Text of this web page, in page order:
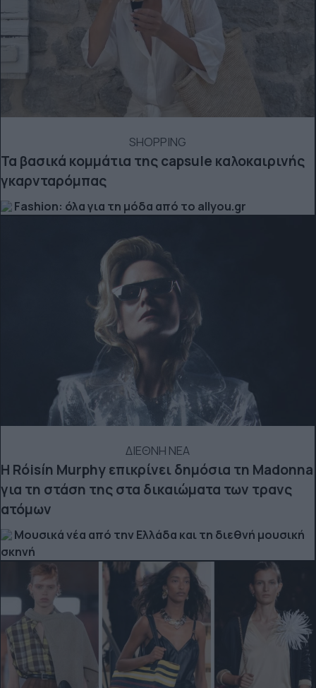
SHOPPING
Τα βασικά κομμάτια της capsule καλοκαιρινής
γκαρνταρόμπας
Fashion: όλα για τη μόδα από το allyou.gr
ΔΙΕΘΝΗ ΝΕΑ
Η Róisín Murphy επικρίνει δημόσια τη Madonna
για τη στάση της στα δικαιώματα των τρανς
ατόμων
Μουσικά νέα από την Ελλάδα και τη διεθνή μουσική
σκηνή